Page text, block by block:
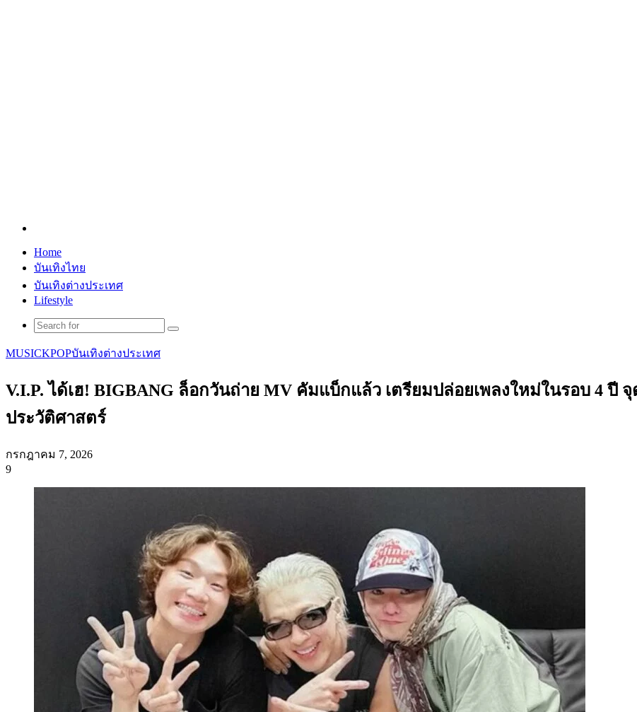
Home
บันเทิงไทย
บันเทิงต่างประเทศ
Lifestyle
Search
MUSICKPOPบันเทิงต่างประเทศ
V.I.P. ได้เฮ! BIGBANG ล็อกวันถ่าย MV คัมแบ็กแล้ว เตรียมปล่อยเพลงใหม่ในรอบ 4 ปี
ประวัติศาสตร์
กรกฎาคม 7, 2026
9